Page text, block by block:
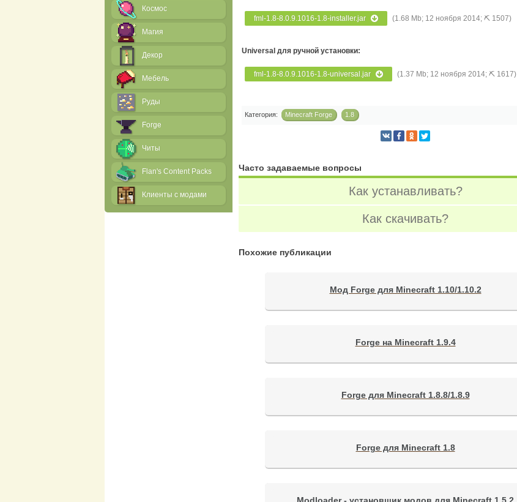
Космос
Магия
Декор
Мебель
Руды
Forge
Читы
Flan's Content Packs
Клиенты с модами
fml-1.8-8.0.9.1016-1.8-installer.jar (1.68 Mb; 12 ноября 2014; ⛏ 1507)
Universal для ручной установки:
fml-1.8-8.0.9.1016-1.8-universal.jar (1.37 Mb; 12 ноября 2014; ⛏ 1617)
Категория: Minecraft Forge 1.8
Часто задаваемые вопросы
Как устанавливать?
Как скачивать?
Похожие публикации
Мод Forge для Minecraft 1.10/1.10.2
Forge на Minecraft 1.9.4
Forge для Minecraft 1.8.8/1.8.9
Forge для Minecraft 1.8